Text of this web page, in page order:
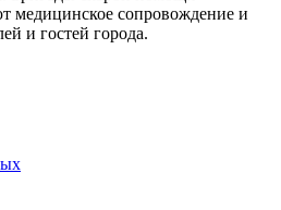
медицинское сопровождение и
и гостей города.